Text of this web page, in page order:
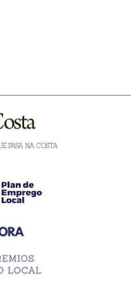
PASA NA COSTA